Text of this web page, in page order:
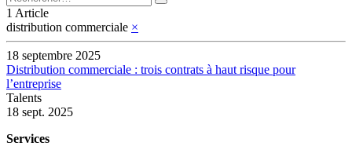
1 Article
distribution commerciale ×
18 septembre 2025
Distribution commerciale : trois contrats à haut risque pour
l’entreprise
Talents
18 sept. 2025
Services